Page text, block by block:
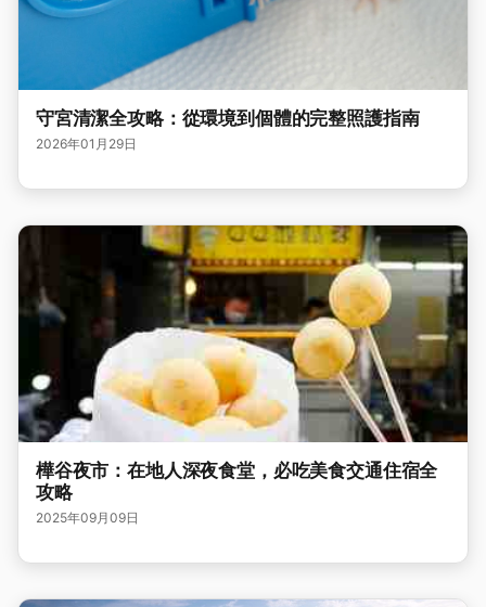
守宮清潔全攻略：從環境到個體的完整照護指南
2026年01月29日
樺谷夜市：在地人深夜食堂，必吃美食交通住宿全
攻略
2025年09月09日